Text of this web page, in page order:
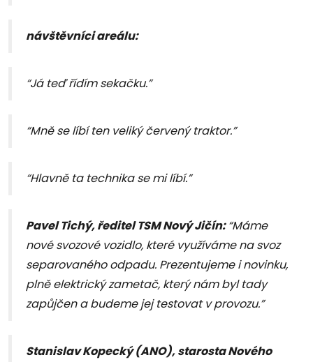
návštěvníci areálu:
“Já teď řídím sekačku.”
“Mně se líbí ten veliký červený traktor.”
“Hlavně ta technika se mi líbí.”
Pavel Tichý, ředitel TSM Nový Jičín:“Máme
nové svozové vozidlo, které využíváme na svoz
separovaného odpadu. Prezentujeme i novinku,
plně elektrický zametač, který nám byl tady
zapůjčen a budeme jej testovat v provozu.”
Stanislav Kopecký (ANO), starosta Nového